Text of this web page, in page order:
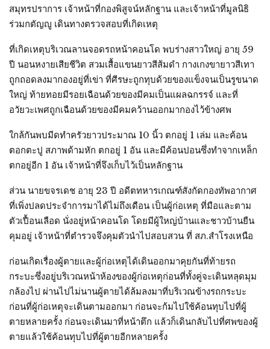
สมุทรปราการ เจ้าหน้าที่กองพิสูจน์หลักฐาน และเจ้าหน้าที่มูลนิธิ
ร่วมกตัญญู เดินทางตรวจสอบที่เกิดเหตุ
ที่เกิดเหตุบริเวณลานจอดรถหน้าคอนโด พบร่างสาวใหญ่ อายุ 59
ปี นอนหงายเสียชีวิต สวมเสื้อแขนยาวสีส้มดำ กางเกงขายาวสีเทา
ถูกถอดลงมากองอยู่ที่เข่า ที่ศีรษะถูกทุบด้วยของแข็งจนเป็นรูขนาด
ใหญ่ ท้ายทอยมีรอยเฉือนด้วยของมีคมเป็นแผลฉกรรจ์ และที่
อวัยวะเพศถูกเฉือนด้วยของมีคมคว้านออกมากองไว้ข้างศพ
ใกล้กันพบมีดทำครัวยาวประมาณ 10 นิ้ว ตกอยู่ 1 เล่ม และค้อน
ตอกตะปู สภาพด้ามหัก ตกอยู่ 1 อัน และมีค้อนปอนซึ่งทำจากเหล็ก
ตกอยู่อีก 1 อัน เจ้าหน้าที่จึงเก็บไว้เป็นหลักฐาน
ส่วน นายขจรเดช อายุ 23 ปี อดีตทหารเกณฑ์สังกัดกองทัพอากาศ
ที่เพิ่งปลดประจำการมาได้ไม่ถึงเดือน เป็นผู้ก่อเหตุ ที่มือและตาม
ตัวเปื้อนเลือด นั่งอยู่หน้าคอนโด โดยมีผู้ใหญ่บ้านและชาวบ้านยืน
คุมอยู่ เจ้าหน้าที่ตำรวจจึงคุมตัวนำไปสอบสวน ที่ สภ.สำโรงเหนือ
ก่อนเกิดเรื่องผู้ตายและผู้ก่อเหตุได้เดินออกมาคุยกันที่ท้ายรถ
กระบะซึ่งอยู่บริเวณหน้าห้องของผู้ก่อเหตุก่อนที่ทั้งคู่จะเดินหลุดมุม
กล้องไป ผ่านไปไม่นานผู้ตายได้ล้มลงมาที่บริเวณข้างรถกระบะ
ก่อนที่ผู้ก่อเหตุจะเดินตามออกมา ก่อนจะก้มไปใช้ค้อนทุบไปที่ผู้
ตายหลายครั้ง ก่อนจะเดินมาที่หน้าตึก แล้วก็เดินกลับไปที่ศพของผู้
ตายแล้วใช้ค้อนทุบไปที่ผู้ตายอีกหลายครั้ง